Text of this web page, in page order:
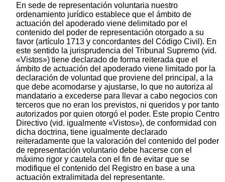
En sede de representación voluntaria nuestro
ordenamiento jurídico establece que el ámbito de
actuación del apoderado viene delimitado por el
contenido del poder de representación otorgado a su
favor (artículo 1713 y concordantes del Código Civil). En
este sentido la jurisprudencia del Tribunal Supremo (vid.
«Vistos») tiene declarado de forma reiterada que el
ámbito de actuación del apoderado viene limitado por la
declaración de voluntad que proviene del principal, a la
que debe acomodarse y ajustarse, lo que no autoriza al
mandatario a excederse para llevar a cabo negocios con
terceros que no eran los previstos, ni queridos y por tanto
autorizados por quien otorgó el poder. Este propio Centro
Directivo (vid. igualmente «Vistos»), de conformidad con
dicha doctrina, tiene igualmente declarado
reiteradamente que la valoración del contenido del poder
de representación voluntario debe hacerse con el
máximo rigor y cautela con el fin de evitar que se
modifique el contenido del Registro en base a una
actuación extralimitada del representante.